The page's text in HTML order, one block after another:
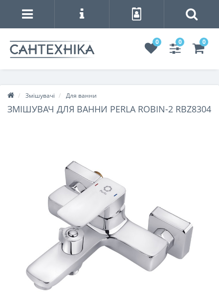
0 0 0
Змішувачі Для ванни
ЗМІШУВАЧ ДЛЯ ВАННИ PERLA ROBIN-2 RBZ8304